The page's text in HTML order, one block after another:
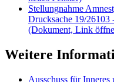
Stellungnahme
Drucksache 19/26103
(Dokument, Link
Weitere
Ausschuss für Inneres